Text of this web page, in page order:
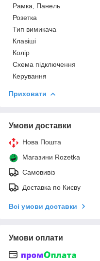
Рамка, Панель
Розетка
Тип вимикача
Клавіші
Колір
Схема підключення
Керування
Приховати
Умови доставки
Нова Пошта
Магазини Rozetka
Самовивіз
Доставка по Києву
Всі умови доставки
Умови оплати